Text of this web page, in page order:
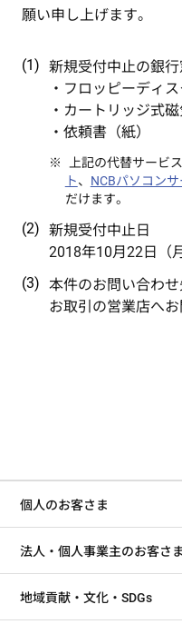
願い申し上げます。
新規受付中止の銀
・フロッピーディス
・カートリッジ式
・依頼書（紙）
上記の代替サービ
ト、 NCBパソコンサ
だけます。
新規受付中止日
2018年10月22日（月
本件のお問い合わせ
お取引の営業店へお
個人のお客さま
法人・個人事業主のお客さま
地域貢献・文化・SDGs